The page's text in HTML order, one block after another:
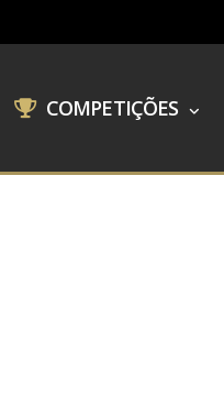
COMPETIÇÕES